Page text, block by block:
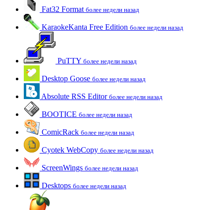
Fat32 Format более недели назад
KaraokeKanta Free Edition более недели назад
PuTTY более недели назад
Desktop Goose более недели назад
Absolute RSS Editor более недели назад
BOOTICE более недели назад
ComicRack более недели назад
Cyotek WebCopy более недели назад
ScreenWings более недели назад
Desktops более недели назад